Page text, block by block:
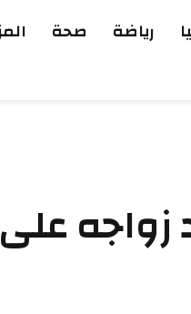
رياضة صحة
زواجه